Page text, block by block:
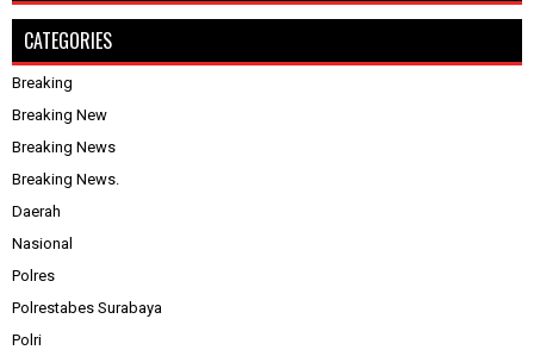
CATEGORIES
Breaking
Breaking New
Breaking News
Breaking News.
Daerah
Nasional
Polres
Polrestabes Surabaya
Polri